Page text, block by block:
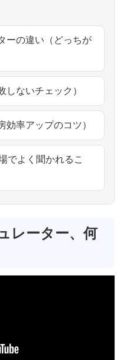
ーの違い（どっちが
しないチェック）
効率アップのコツ）
でよく聞かれるこ
レーター、何